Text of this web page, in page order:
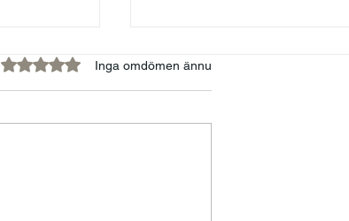
Betygsatt till 0 av 5 stjärnor.
Inga omdömen ännu